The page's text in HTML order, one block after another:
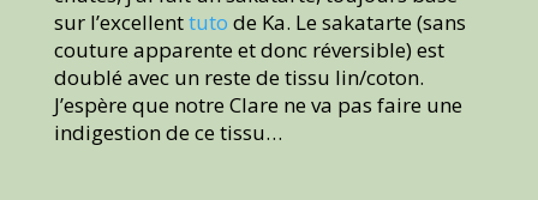
sur l’excellenttuto de Ka. Le sakatarte (sans
couture apparente et donc réversible) est
doublé avec un reste de tissu lin/coton.
J’espère que notre Clare ne va pas faire une
indigestion de ce tissu…